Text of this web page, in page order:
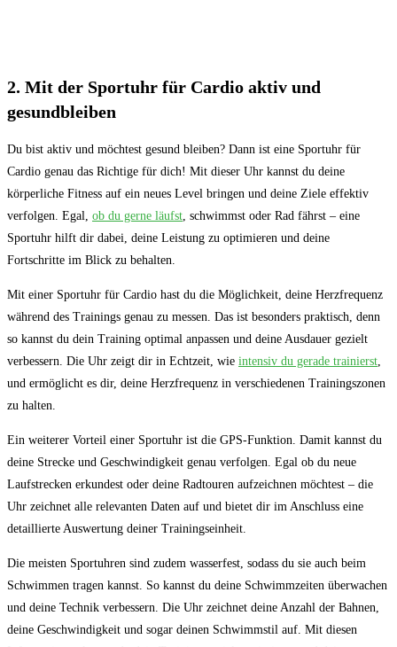
2. ‌Mit der⁤ Sportuhr für ⁢Cardio aktiv und
gesundbleiben
Du bist aktiv und möchtest gesund bleiben?​ Dann ist eine Sportuhr für
Cardio genau das Richtige für dich! Mit dieser Uhr kannst du deine‍
körperliche Fitness auf ‍ein neues Level bringen und deine ⁢Ziele​ effektiv
verfolgen. Egal, ob du gerne läufst,⁣ schwimmst ⁤oder Rad fährst – eine
Sportuhr hilft dir dabei, deine Leistung zu optimieren und deine
Fortschritte im Blick zu behalten.
Mit einer Sportuhr für Cardio‍ hast du die Möglichkeit, deine Herzfrequenz
während des Trainings genau ‍zu messen. Das ist besonders praktisch, denn
so kannst du dein Training optimal ‌anpassen und deine Ausdauer gezielt
verbessern. Die Uhr zeigt dir in​ Echtzeit, wie intensiv du gerade trainierst,
und ermöglicht es ‍dir, deine Herzfrequenz in verschiedenen‍ Trainingszonen‍
zu halten.
Ein weiterer Vorteil ⁤einer Sportuhr ist die GPS-Funktion. Damit kannst du
deine Strecke und‌ Geschwindigkeit genau verfolgen. Egal ob du neue
⁢Laufstrecken erkundest ⁢oder deine Radtouren aufzeichnen möchtest – ‌die
Uhr zeichnet alle relevanten Daten auf und bietet​ dir im Anschluss ​eine
detaillierte⁣ Auswertung deiner Trainingseinheit.
Die meisten Sportuhren sind zudem wasserfest, sodass du sie auch beim
Schwimmen ‌tragen ⁤kannst. So kannst du deine Schwimmzeiten überwachen
und​ deine ‌Technik verbessern. Die Uhr zeichnet deine Anzahl der Bahnen,
deine Geschwindigkeit und sogar deinen Schwimmstil ⁢auf. Mit diesen